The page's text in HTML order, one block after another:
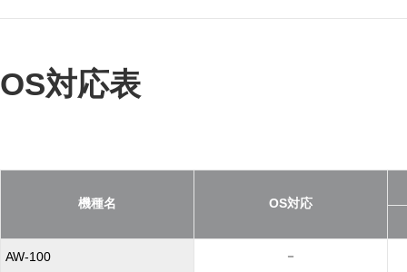
OS対応表
機種名 OS対応
AW-100 －